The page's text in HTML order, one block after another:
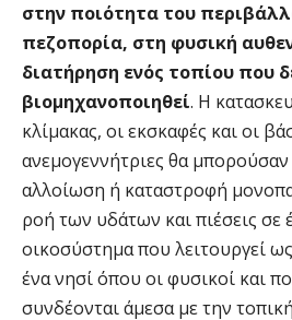
στην ποιότητα του
πεζοπορία, στη φυσική
διατήρηση ενός τοπίου που
βιομηχανοποιηθεί. Η
κλίμακας, οι εκσκαφές και οι
ανεμογεννήτριες θα
αλλοίωση ή καταστροφή
ροή των υδάτων και πιέσεις σε
οικοσύστημα που λειτουργεί
ένα νησί όπου οι φυσικοί και
συνδέονται άμεσα με την